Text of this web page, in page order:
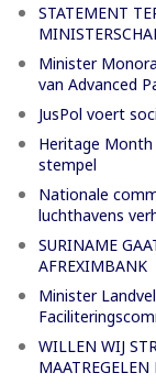
STATEMENT
Minister
van Advanced
JusPol voert
Heritage
stempel
Nationale
luchthavens
SURINAME
AFREXIMBANK
Minister
WILLEN WIJ